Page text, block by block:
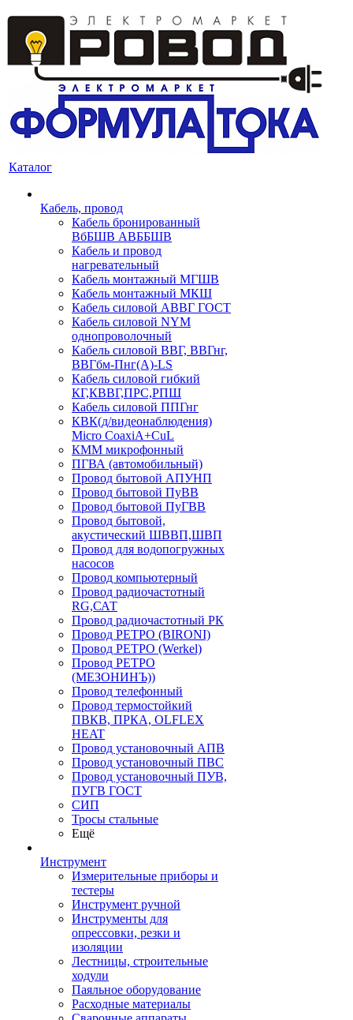
Каталог
Кабель, провод
Кабель бронированный
ВбБШВ АВББШВ
Кабель и провод
нагревательный
Кабель монтажный МГШВ
Кабель монтажный МКШ
Кабель силовой АВВГ ГОСТ
Кабель силовой NYM
однопроволочный
Кабель силовой ВВГ, ВВГнг,
ВВГбм-Пнг(А)-LS
Кабель силовой гибкий
КГ,КВВГ,ПРС,РПШ
Кабель силовой ППГнг
КВК(д/видеонаблюдения)
Micro CoaxiA+CuL
КММ микрофонный
ПГВА (автомобильный)
Провод бытовой АПУНП
Провод бытовой ПуВВ
Провод бытовой ПуГВВ
Провод бытовой,
акустический ШВВП,ШВП
Провод для водопогружных
насосов
Провод компьютерный
Провод радиочастотный
RG,САТ
Провод радиочастотный РК
Провод РЕТРО (BIRONI)
Провод РЕТРО (Werkel)
Провод РЕТРО
(МЕЗОНИНЪ))
Провод телефонный
Провод термостойкий
ПВКВ, ПРКА, OLFLEX
HEAT
Провод установочный АПВ
Провод установочный ПВС
Провод установочный ПУВ,
ПУГВ ГОСТ
СИП
Тросы стальные
Ещё
Инструмент
Измерительные приборы и
тестеры
Инструмент ручной
Инструменты для
опрессовки, резки и
изоляции
Лестницы, строительные
ходули
Паяльное оборудование
Расходные материалы